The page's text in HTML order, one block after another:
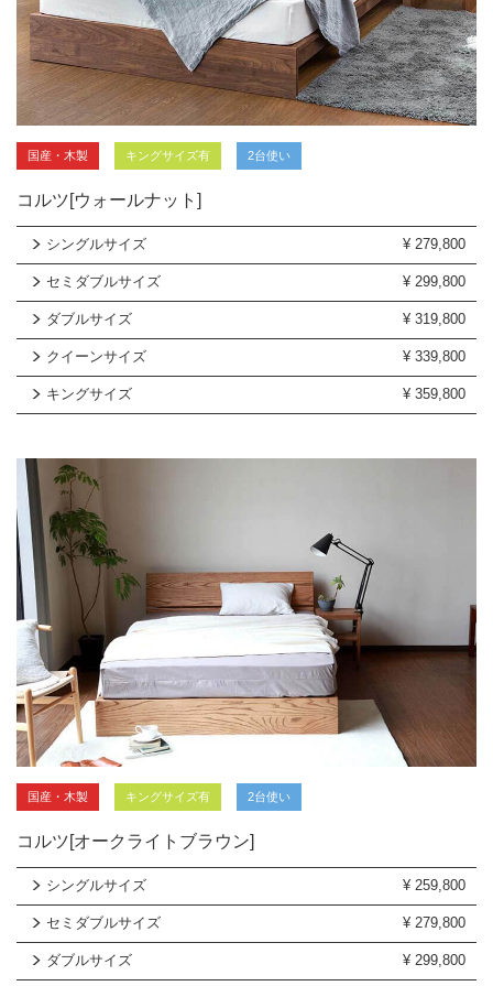
国産・木製 キングサイズ有 2台使い
コルツ[ウォールナット]
シングルサイズ ¥ 279,800
セミダブルサイズ ¥ 299,800
ダブルサイズ ¥ 319,800
クイーンサイズ ¥ 339,800
キングサイズ ¥ 359,800
国産・木製 キングサイズ有 2台使い
コルツ[オークライトブラウン]
シングルサイズ ¥ 259,800
セミダブルサイズ ¥ 279,800
ダブルサイズ ¥ 299,800